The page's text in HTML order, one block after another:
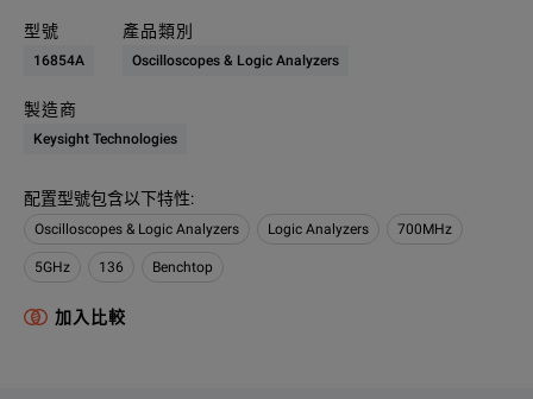
型號
16854A
產品類別
Oscilloscopes & Logic Analyzers
製造商
Keysight Technologies
配置型號包含以下特性:
Oscilloscopes & Logic Analyzers Logic Analyzers 700MHz
5GHz 136 Benchtop
加入比較